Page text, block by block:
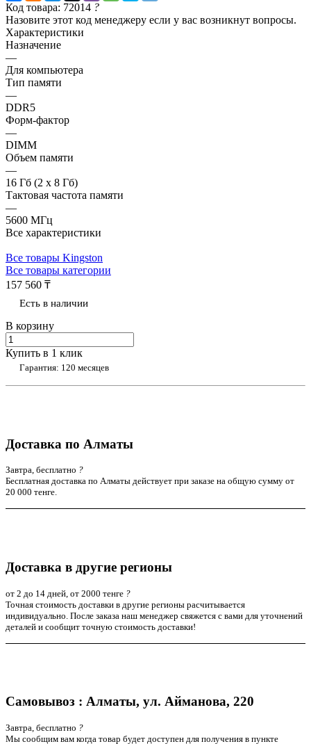
Код товара: 72014 ?
Назовите этот код менеджеру если у вас возникнут вопросы.
Характеристики
Назначение
—
Для компьютера
Тип памяти
—
DDR5
Форм-фактор
—
DIMM
Объем памяти
—
16 Гб (2 x 8 Гб)
Тактовая частота памяти
—
5600 МГц
Все характеристики
Все товары Kingston
Все товары категории
157 560 ₸
Есть в наличии
В корзину
Купить в 1 клик
Гарантия: 120 месяцев
Доставка по Алматы
Завтра, бесплатно ?
Бесплатная доставка по Алматы действует при заказе на общую сумму от
20 000 тенге.
Доставка в другие регионы
от 2 до 14 дней, от 2000 тенге ?
Точная стоимость доставки в другие регионы расчитывается
индивидуально. После заказа наш менеджер свяжется с вами для уточнений
деталей и сообщит точную стоимость доставки!
Самовывоз : Алматы, ул. Айманова, 220
Завтра, бесплатно ?
Мы сообщим вам когда товар будет доступен для получения в пункте